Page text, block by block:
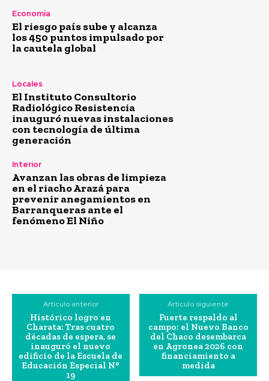
Economía
El riesgo país sube y alcanza
los 450 puntos impulsado por
la cautela global
Locales
El Instituto Consultorio
Radiológico Resistencia
inauguró nuevas instalaciones
con tecnología de última
generación
Interior
Avanzan las obras de limpieza
en el riacho Arazá para
prevenir anegamientos en
Barranqueras ante el
fenómeno El Niño
Artículo anterior
Histórico logro en
Charata: Tras cuatro
décadas de espera, se
inauguró el nuevo
edificio de la Escuela de
Educación Especial N°
19
Artículo siguiente
Fuerte respaldo al
campo: el Nuevo Banco
del Chaco desembarca
en Agronea 2026 con
financiamiento a
medida